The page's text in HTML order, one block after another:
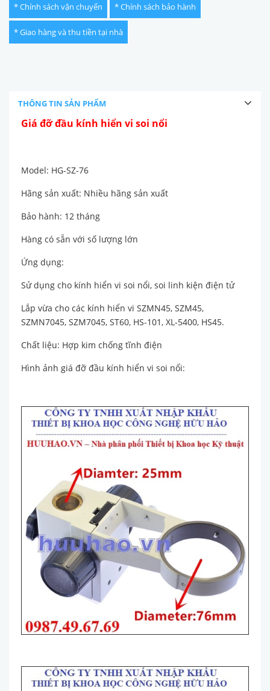
* Chính sách vận chuyển * Chính sách bảo hành
* Giao hàng và thu tiền tại nhà
THÔNG TIN SẢN PHẨM
Giá đỡ đầu kính hiển vi soi nổi
Model: HG-SZ-76
Hãng sản xuất: Nhiều hãng sản xuất
Bảo hành: 12 tháng
Hàng có sẵn với số lượng lớn
Ứng dụng:
Sử dụng cho kính hiển vi soi nổi, soi linh kiện điện tử
Lắp vừa cho các kính hiển vi SZMN45, SZM45,
SZMN7045, SZM7045, ST60, HS-101, XL-5400, HS45.
Chất liệu: Hợp kim chống tĩnh điện
Hình ảnh giá đỡ đầu kính hiển vi soi nổi: